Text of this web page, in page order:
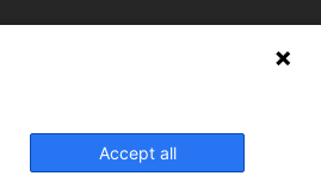
Accept all